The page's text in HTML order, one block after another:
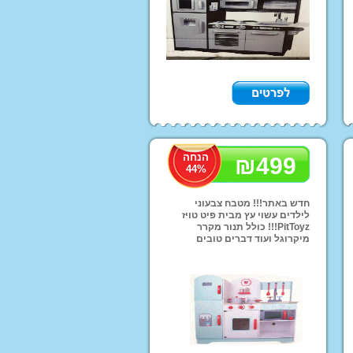
רותח בצ'יפופו!
₪499
הנחה
44%
חדש באתר!!! מטבח צבעוני
לילדים עשוי עץ מבית פיט טויז
PitToyz!!! כולל תנור מקרר
מיקרוגל ועוד דברים טובים